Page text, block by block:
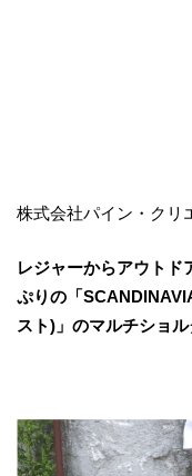
株式会社パイン・クリ
レジャーからアウトド
ぷりの「
スト)」のマルチショ